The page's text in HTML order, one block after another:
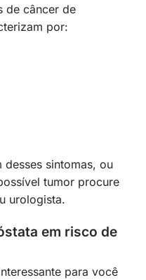
de câncer de
por:
desses sintomas, ou
tumor procure
urologista.
em risco de
para você